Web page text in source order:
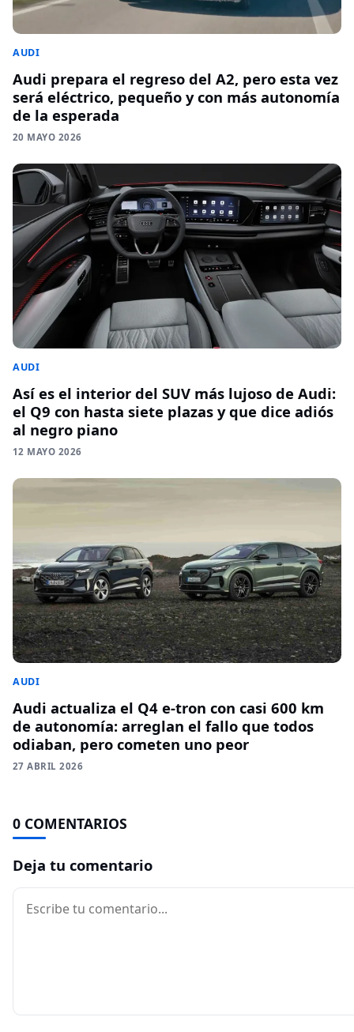
AUDI
Audi prepara el regreso del A2, pero esta vez
será eléctrico, pequeño y con más autonomía
de la esperada
20 MAYO 2026
AUDI
Así es el interior del SUV más lujoso de Audi:
el Q9 con hasta siete plazas y que dice adiós
al negro piano
12 MAYO 2026
AUDI
Audi actualiza el Q4 e-tron con casi 600 km
de autonomía: arreglan el fallo que todos
odiaban, pero cometen uno peor
27 ABRIL 2026
0 COMENTARIOS
Deja tu comentario
Comentario